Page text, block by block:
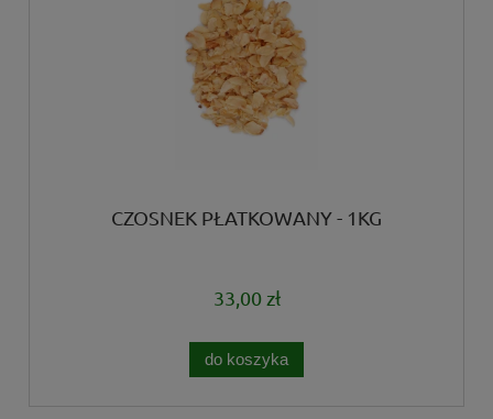
CZOSNEK PŁATKOWANY - 1KG
33,00 zł
do koszyka